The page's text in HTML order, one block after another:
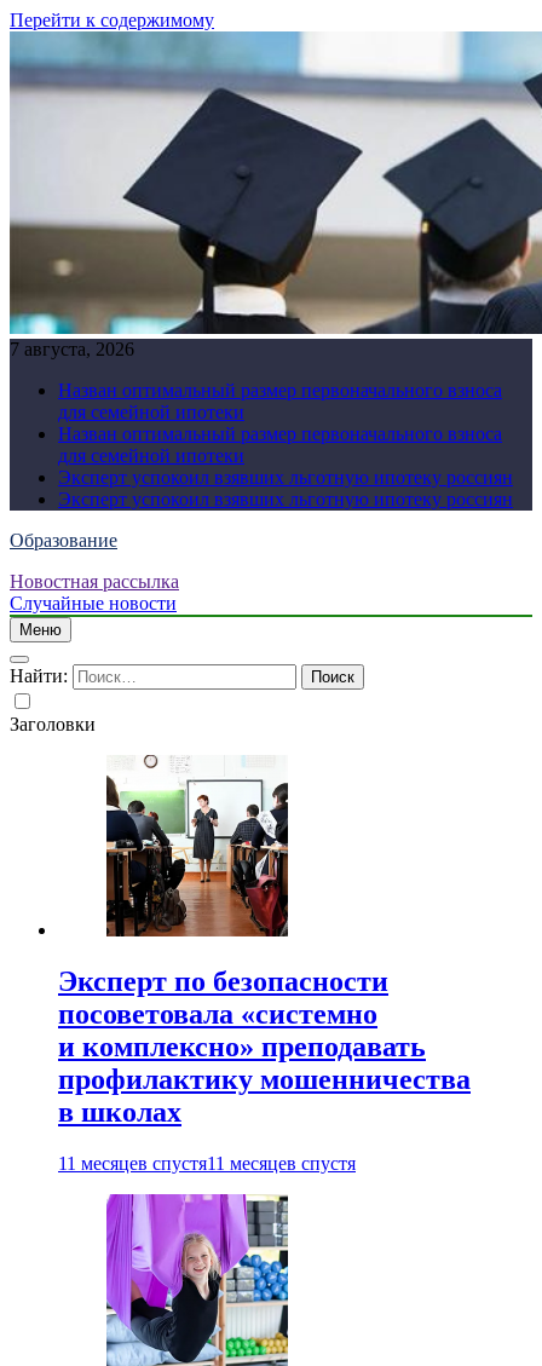
Перейти к содержимому
7 августа, 2026
Назван оптимальный размер первоначального взноса
для семейной ипотеки
Назван оптимальный размер первоначального взноса
для семейной ипотеки
Эксперт успокоил взявших льготную ипотеку россиян
Эксперт успокоил взявших льготную ипотеку россиян
Образование
Новостная рассылка
Случайные новости
Меню
Найти:
Заголовки
Эксперт по безопасности
посоветовала «системно
и комплексно» преподавать
профилактику мошенничества
в школах
11 месяцев спустя11 месяцев спустя